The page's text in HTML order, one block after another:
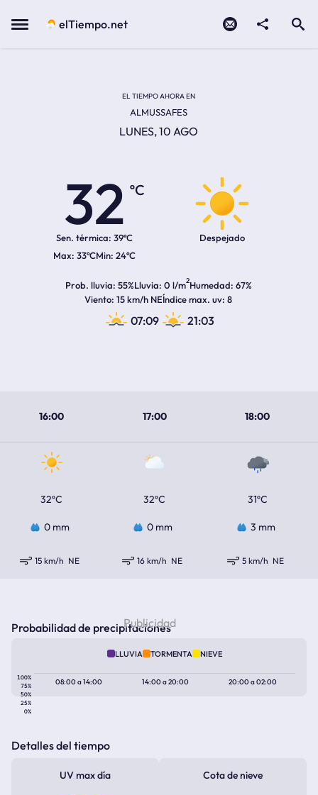
Menu elTiempo.net
EL TIEMPO AHORA EN
ALMUSSAFES
LUNES, 10 AGO
32
ºC
Sen. térmica: 39ºC
33ºC 24ºC
Despejado
Prob. lluvia 55%Lluvia 0 l/m2Humedad 67%
Viento 15 km/h NEÍndice max. uv 8
07:09 21:03
16:00 17:00 18:00
32ºC 32ºC 31ºC
0 mm 0 mm 3 mm
15 km/h NE 16 km/h NE 5 km/h NE
Probabilidad de precipitaciones
LLUVIA TORMENTA NIEVE
100%
75%
50%
25%
0%
08:00a14:00 14:00a20:00 20:00a02:00
Detalles del tiempo
UV max día Cota de nieve